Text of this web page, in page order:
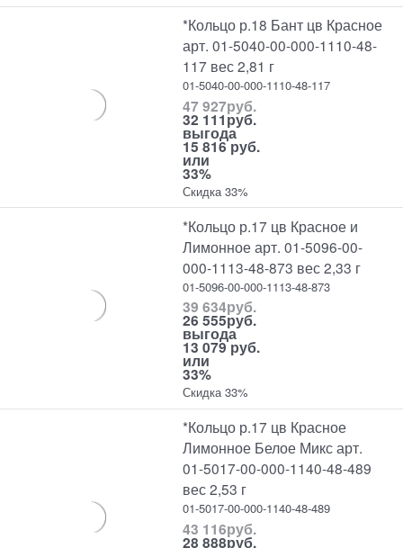
*Кольцо р.18 Бант цв Красное
арт. 01-5040-00-000-1110-48-
117 вес 2,81 г
01-5040-00-000-1110-48-117
47 927руб.
32 111руб.
выгода
15 816 руб.
или
33%
Скидка 33%
*Кольцо р.17 цв Красное и
Лимонное арт. 01-5096-00-
000-1113-48-873 вес 2,33 г
01-5096-00-000-1113-48-873
39 634руб.
26 555руб.
выгода
13 079 руб.
или
33%
Скидка 33%
*Кольцо р.17 цв Красное
Лимонное Белое Микс арт.
01-5017-00-000-1140-48-489
вес 2,53 г
01-5017-00-000-1140-48-489
43 116руб.
28 888руб.